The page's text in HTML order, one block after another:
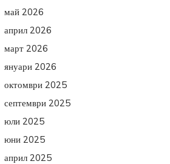
май 2026
април 2026
март 2026
януари 2026
октомври 2025
септември 2025
юли 2025
юни 2025
април 2025